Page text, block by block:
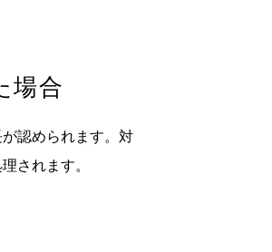
場合
認められます。対
されます。